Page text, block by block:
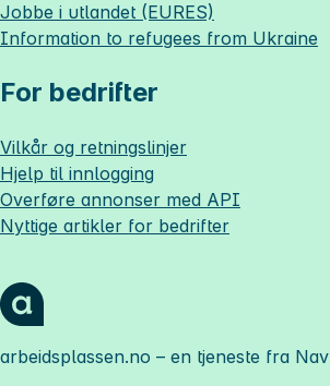
Jobbe i utlandet (EURES)
Information to refugees from Ukraine
For bedrifter
Vilkår og retningslinjer
Hjelp til innlogging
Overføre annonser med API
Nyttige artikler for bedrifter
arbeidsplassen.no – en tjeneste fra Nav